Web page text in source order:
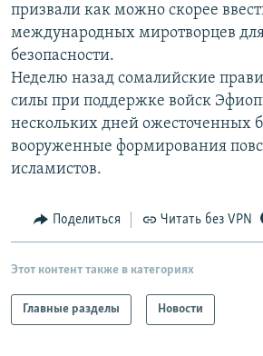
ПОДПИШИТЕСЬ НА РАССЫЛКУ
СОЦИАЛЬНЫЕ СЕТИ
призвали как можно скорее
международных миротворцев
безопасности.
Неделю назад сомалийские
силы при поддержке войск
нескольких дней ожесточенных
вооруженные формирования
исламистов.
Поделиться Читать без VPN
Этот контент также в категориях
Главные разделы Новости